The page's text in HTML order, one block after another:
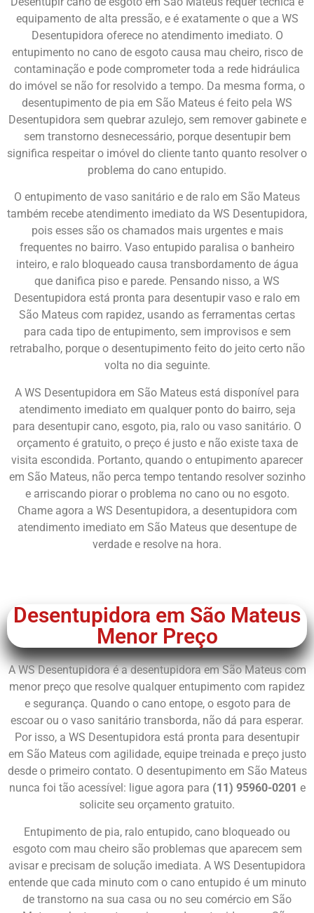
equipamento de alta pressão, e é exatamente o que a WS
Desentupidora oferece no atendimento imediato. O
entupimento no cano de esgoto causa mau cheiro, risco de
contaminação e pode comprometer toda a rede hidráulica
do imóvel se não for resolvido a tempo. Da mesma forma, o
desentupimento de pia em São Mateus é feito pela WS
Desentupidora sem quebrar azulejo, sem remover gabinete e
sem transtorno desnecessário, porque desentupir bem
significa respeitar o imóvel do cliente tanto quanto resolver o
problema do cano entupido.
O entupimento de vaso sanitário e de ralo em São Mateus
também recebe atendimento imediato da WS Desentupidora,
pois esses são os chamados mais urgentes e mais
frequentes no bairro. Vaso entupido paralisa o banheiro
inteiro, e ralo bloqueado causa transbordamento de água
que danifica piso e parede. Pensando nisso, a WS
Desentupidora está pronta para desentupir vaso e ralo em
São Mateus com rapidez, usando as ferramentas certas
para cada tipo de entupimento, sem improvisos e sem
retrabalho, porque o desentupimento feito do jeito certo não
volta no dia seguinte.
A WS Desentupidora em São Mateus está disponível para
atendimento imediato em qualquer ponto do bairro, seja
para desentupir cano, esgoto, pia, ralo ou vaso sanitário. O
orçamento é gratuito, o preço é justo e não existe taxa de
visita escondida. Portanto, quando o entupimento aparecer
em São Mateus, não perca tempo tentando resolver sozinho
e arriscando piorar o problema no cano ou no esgoto.
Chame agora a WS Desentupidora, a desentupidora com
atendimento imediato em São Mateus que desentupe de
verdade e resolve na hora.
Desentupidora em São Mateus
Menor Preço
A WS Desentupidora é a desentupidora em São Mateus com
menor preço que resolve qualquer entupimento com rapidez
e segurança. Quando o cano entope, o esgoto para de
escoar ou o vaso sanitário transborda, não dá para esperar.
Por isso, a WS Desentupidora está pronta para desentupir
em São Mateus com agilidade, equipe treinada e preço justo
desde o primeiro contato. O desentupimento em São Mateus
nunca foi tão acessível: ligue agora para (11) 95960-0201 e
solicite seu orçamento gratuito.
Entupimento de pia, ralo entupido, cano bloqueado ou
esgoto com mau cheiro são problemas que aparecem sem
avisar e precisam de solução imediata. A WS Desentupidora
entende que cada minuto com o cano entupido é um minuto
de transtorno na sua casa ou no seu comércio em São